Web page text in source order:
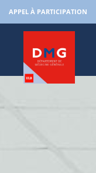
APPEL À PARTICIPATION